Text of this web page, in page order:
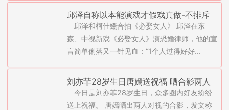
邱泽自称以本能演戏才假戏真做-不排斥
再跟唐嫣、陈乔恩合作(图)
邱泽和柯佳嬿合拍《必娶女人》 邱泽在东
森、中视新戏《必娶女人》演恐婚律师，他的宣
言简单俐落又一针见血：“1个人过得好好...
刘亦菲28岁生日唐嫣送祝福 晒合影两人
含笑对视
今日是刘亦菲28岁生日，众多圈内好友纷纷
送上祝福。 唐嫣晒出两人对视的合影，发文称